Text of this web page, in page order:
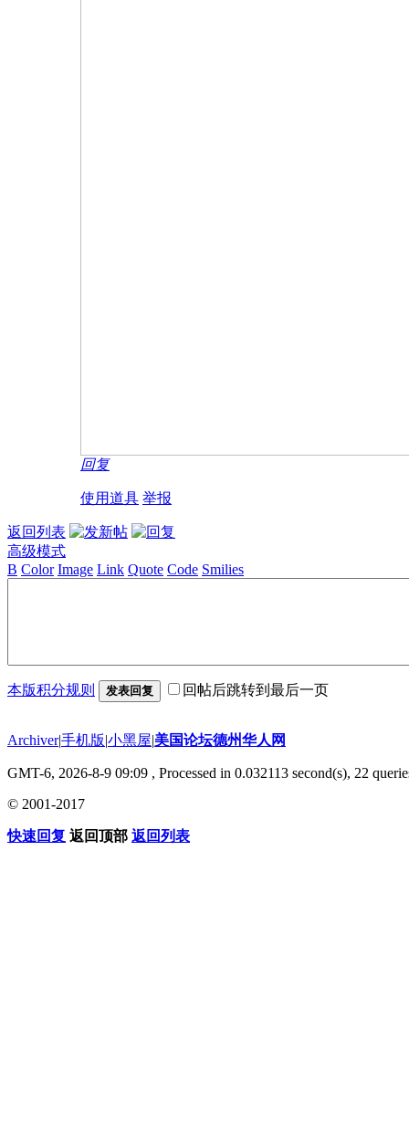
回复
使用道具 举报
返回列表
高级模式
B Color Image Link Quote Code Smilies
本版积分规则 发表回复 回帖后跳转到最后一页
Archiver|手机版|小黑屋|美国论坛德州华人网
GMT-6, 2026-8-9 09:09 , Processed in 0.032113 second(s), 22
© 2001-2017
快速回复 返回顶部 返回列表